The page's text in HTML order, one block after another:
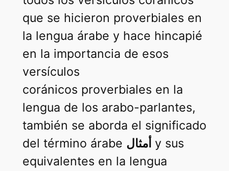
que se hicieron proverbiales en
la lengua árabe y hace hincapié
en la importancia de esos
versículos
coránicos proverbiales en la
lengua de los arabo-parlantes,
también se aborda el significado
del término árabe أمثالy sus
equivalentes en la lengua